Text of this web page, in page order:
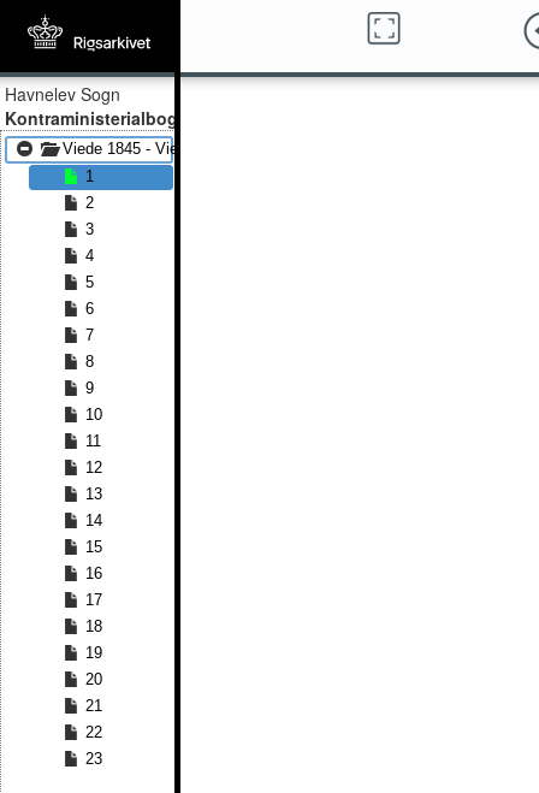
Havnelev Sogn
Kontraministerialbog
Viede 1845 - Viede 1872
1
2
3
4
5
6
7
8
9
10
11
12
13
14
15
16
17
18
19
20
21
22
23